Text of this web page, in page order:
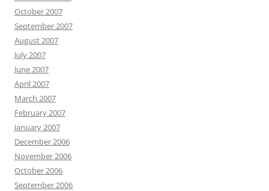
October 2007
September 2007
August 2007
July 2007
June 2007
April 2007
March 2007
February 2007
January 2007
December 2006
November 2006
October 2006
September 2006